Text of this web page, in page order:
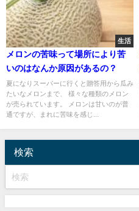
生活
メロンの苦味って場所により苦
いのはなんか原因があるの？
夏になりスーパーに行くと贈答用から瓜み
たいなメロンまで、 様々な種類のメロン
が売られています。 メロンは甘いのが普
通ですが、まれに苦味を感じ...
検索